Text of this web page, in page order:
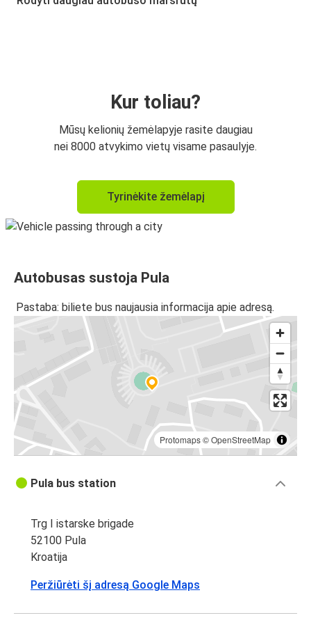
Kur toliau?
Mūsų kelionių žemėlapyje rasite daugiau
nei 8000 atvykimo vietų visame pasaulyje.
Tyrinėkite žemėlapį
Autobusas sustoja Pula
Pastaba: biliete bus naujausia informacija apie adresą.
Protomaps©OpenStreetMap
Pula bus station
Trg I istarske brigade
52100 Pula
Kroatija
Peržiūrėti šį adresą Google Maps